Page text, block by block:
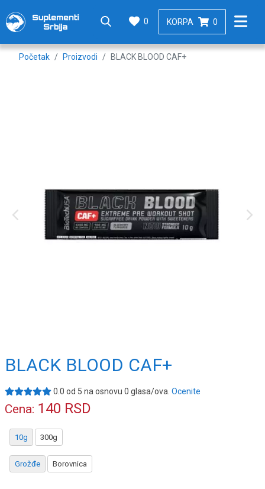
0 KORPA 0
Početak Proizvodi BLACK BLOOD CAF+
BLACK BLOOD CAF+
0.0 od 5 na osnovu 0 glasa/ova. Ocenite
Cena: 140 RSD
10g 300g
Grožđe Borovnica